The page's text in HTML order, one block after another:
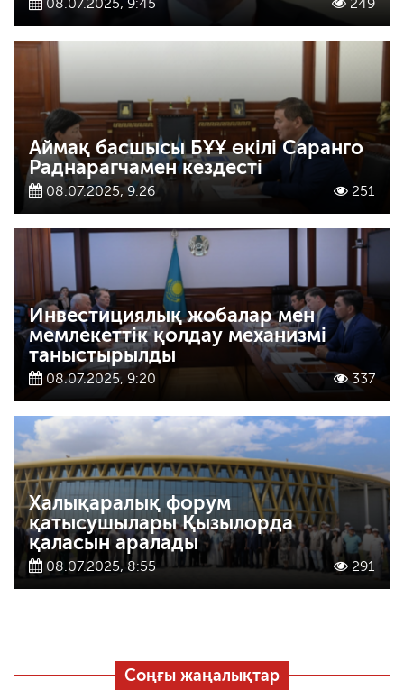
Аймақ басшысы БҰҰ өкілі Саранго
Раднарагчамен кездесті
08.07.2025, 9:26 251
Инвестициялық жобалар мен
мемлекеттік қолдау механизмі
таныстырылды
08.07.2025, 9:20 337
Халықаралық форум
қатысушылары Қызылорда
қаласын аралады
08.07.2025, 8:55 291
Соңғы жаңалықтар